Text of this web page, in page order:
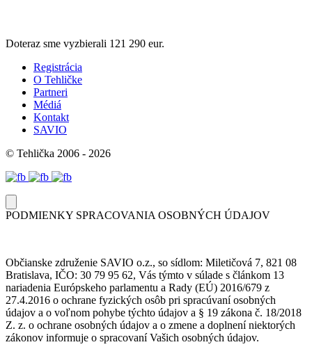
Doteraz sme vyzbierali 121 290 eur.
Registrácia
O Tehličke
Partneri
Médiá
Kontakt
SAVIO
© Tehlička 2006 - 2026
PODMIENKY SPRACOVANIA OSOBNÝCH ÚDAJOV
Občianske združenie SAVIO o.z., so sídlom: Miletičová 7, 821 08
Bratislava, IČO: 30 79 95 62, Vás týmto v súlade s článkom 13
nariadenia Európskeho parlamentu a Rady (EÚ) 2016/679 z
27.4.2016 o ochrane fyzických osôb pri spracúvaní osobných
údajov a o voľnom pohybe týchto údajov a § 19 zákona č. 18/2018
Z. z. o ochrane osobných údajov a o zmene a doplnení niektorých
zákonov informuje o spracovaní Vašich osobných údajov.